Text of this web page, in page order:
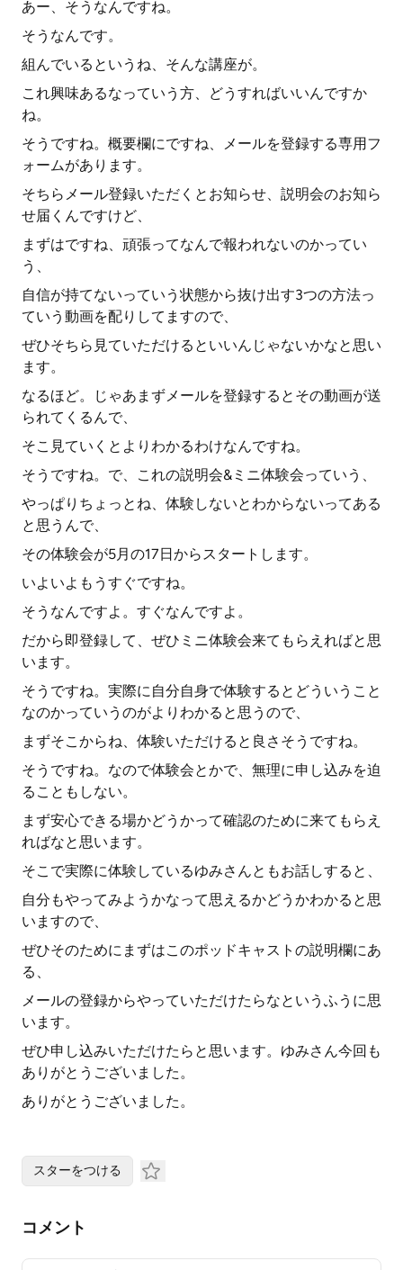
あー、そうなんですね。
そうなんです。
組んでいるというね、そんな講座が。
これ興味あるなっていう方、どうすればいいんですか
ね。
そうですね。概要欄にですね、メールを登録する専用フ
ォームがあります。
そちらメール登録いただくとお知らせ、説明会のお知ら
せ届くんですけど、
まずはですね、頑張ってなんで報われないのかってい
う、
自信が持てないっていう状態から抜け出す3つの方法っ
ていう動画を配りしてますので、
ぜひそちら見ていただけるといいんじゃないかなと思い
ます。
なるほど。じゃあまずメールを登録するとその動画が送
られてくるんで、
そこ見ていくとよりわかるわけなんですね。
そうですね。で、これの説明会&ミニ体験会っていう、
やっぱりちょっとね、体験しないとわからないってある
と思うんで、
その体験会が5月の17日からスタートします。
いよいよもうすぐですね。
そうなんですよ。すぐなんですよ。
だから即登録して、ぜひミニ体験会来てもらえればと思
います。
そうですね。実際に自分自身で体験するとどういうこと
なのかっていうのがよりわかると思うので、
まずそこからね、体験いただけると良さそうですね。
そうですね。なので体験会とかで、無理に申し込みを迫
ることもしない。
まず安心できる場かどうかって確認のために来てもらえ
ればなと思います。
そこで実際に体験しているゆみさんともお話しすると、
自分もやってみようかなって思えるかどうかわかると思
いますので、
ぜひそのためにまずはこのポッドキャストの説明欄にあ
る、
メールの登録からやっていただけたらなというふうに思
います。
ぜひ申し込みいただけたらと思います。ゆみさん今回も
ありがとうございました。
ありがとうございました。
スターをつける
コメント